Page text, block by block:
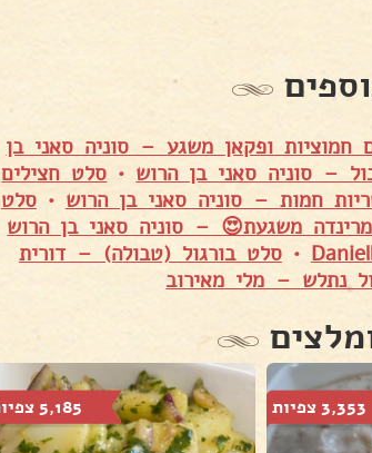
חמוציות ופקאן משגע – סוניה סאני בן
– סוניה סאני בן הרוש • סלט חצילים
חמות – סוניה סאני בן הרוש •סלט
משגעת😍 – סוניה סאני בן הרוש
•סלט בורגול (טבולה) – דורית
נתלש – מלי מאירוב
3,353 צפיות 5,185 צפיות